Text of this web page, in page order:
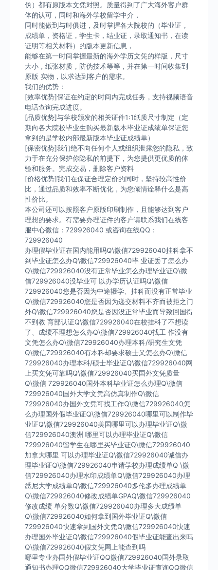
伪）都有原版本文凭对照。质量得到了广大海外客户群
体的认可，同时和海外学校留学中介，
同时能做到与时俱进，及时掌握各大院校的（毕业证，
成绩单，资格证，学生卡，结业证，录取通知书，在读
证明等相关材料）的版本更新信息，
能够在第一时间掌握最新的海外学历文凭的样版，尺寸
大小，纸张材质，防伪技术等等，并在第一时间收集到
原版 实物，以求达到客户的需求。
我们的优势：
[效率优势]保证在约定的时间内完成任务，支持视频语音
电话查询完成进度。
[品质优势]与学校颁发的相关证件1:1纸质尺寸制定（定
期向各大院校毕业生购买最新版本毕业证成绩单保证您
拿到的是学校内部最新版本毕业证成绩单）
[保密优势]我们绝不向任何个人或组织泄露您的隐私，致
力于在充分保护你隐私的前提下，为您提供更优质的体
验和服务。完成交易，删除客户资料
[价格优势]我们在保证合理定价的同时，坚持较高性价
比，通过品质和效率不断优化，为您倾情诠释什么是高
性价比。
本公司还可以按照客户原版印刷制作，且能够达到客户
理想的要求。有需要办理证件的客户请联系我们在线客
服中心微信：729926040 或咨询在线QQ：
729926040
办理假毕业证在国内能用吗Q\微信729926040挂科拿不
到毕业证怎么办Q\微信729926040毕 业证丢了怎么办
Q\微信729926040没有正常毕业怎么办理毕业证Q\微
信729926040没毕业可 以办学历认证吗Q\微信
729926040您是否因为中途辍学、挂科而没有正常毕业
Q\微信729926040您是否因为递交材料不齐而被拒之门
外Q\微信729926040您是否因没正常毕业而导致回国得
不到教 育部认证Q\微信729926040在校挂科了不想读
了、成绩不理想怎么办Q\微信729926040找工 作没有
文凭怎么办Q\微信729926040办理本科/研究生文凭
Q\微信729926040有本科却要求硕士又怎么办Q\微信
729926040办理本科/硕士毕业证Q\微信729926040网
上买文凭可靠吗Q\微信729926040买国外文凭质量
Q\微信 729926040国外本科毕业证怎么办理Q\微信
729926040国外大学文凭高仿真制作Q\微信
729926040办国外文凭可找工作Q\微信729926040怎
么办理国外假毕业证Q\微信729926040哪里可以制作毕
业证Q\微信729926040美国哪里可以办理毕业证Q\微
信729926040澳洲 哪里可以办理毕业证Q\微信
729926040留学生在哪里买毕业证Q\微信729926040
加拿大哪里 可以办理毕业证Q\微信729926040诚信办
理毕业证Q\微信729926040申请学校办理成绩单Q \微
信729926040办理水印成绩单Q\微信729926040办理
悉尼大学成绩单Q\微信729926040多伦多办理成绩单
Q\微信729926040修改成绩单GPAQ\微信729926040
修改成绩 单分数Q\微信729926040办理多大成绩单
Q\微信729926040如何拿到国外毕业证Q\微信
729926040快速拿到国外文凭Q\微信729926040快速
办理国外毕业证Q\微信729926040假毕业证能查出来吗
Q\微信729926040假文凭网上能查到吗
哪里专业办国外假毕业证QQ微信729926040国外录取
通知书办理QQ微信729926040大学毕业证查询QQ微信